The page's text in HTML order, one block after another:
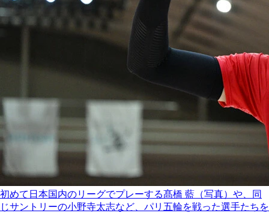
初めて日本国内のリーグでプレーする髙橋 藍（写真）や、同
じサントリーの小野寺太志など、パリ五輪を戦った選手たちを